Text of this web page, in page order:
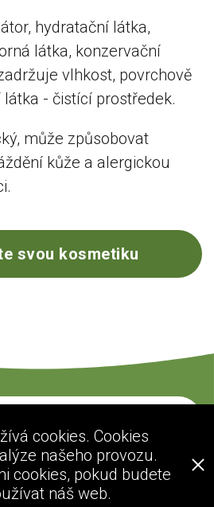
hydratační látka,
látka, konzervační
vlhkost, povrchově
látka - čistící prostředek.
může způsobovat
kůže a alergickou
svou kosmetiku
cookies. Cookies
našeho provozu.
cookies, pokud budete
náš web.